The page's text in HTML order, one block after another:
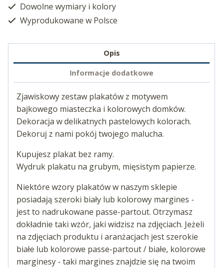
Dowolne wymiary i kolory
Wyprodukowane w Polsce
Opis
Informacje dodatkowe
Zjawiskowy zestaw plakatów z motywem
bajkowego miasteczka i kolorowych domków.
Dekoracja w delikatnych pastelowych kolorach.
Dekoruj z nami pokój twojego malucha.
Kupujesz plakat bez ramy.
Wydruk plakatu na grubym, mięsistym papierze.
Niektóre wzory plakatów w naszym sklepie
posiadają szeroki biały lub kolorowy margines -
jest to nadrukowane passe-partout. Otrzymasz
dokładnie taki wzór, jaki widzisz na zdjęciach. Jeżeli
na zdjęciach produktu i aranżacjach jest szerokie
białe lub kolorowe passe-partout / białe, kolorowe
marginesy - taki margines znajdzie się na twoim